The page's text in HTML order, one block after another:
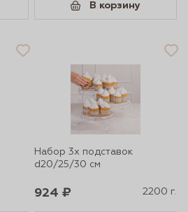
В корзину
Набор 3х подставок
d20/25/30 см
924 ₽ 2200 г.